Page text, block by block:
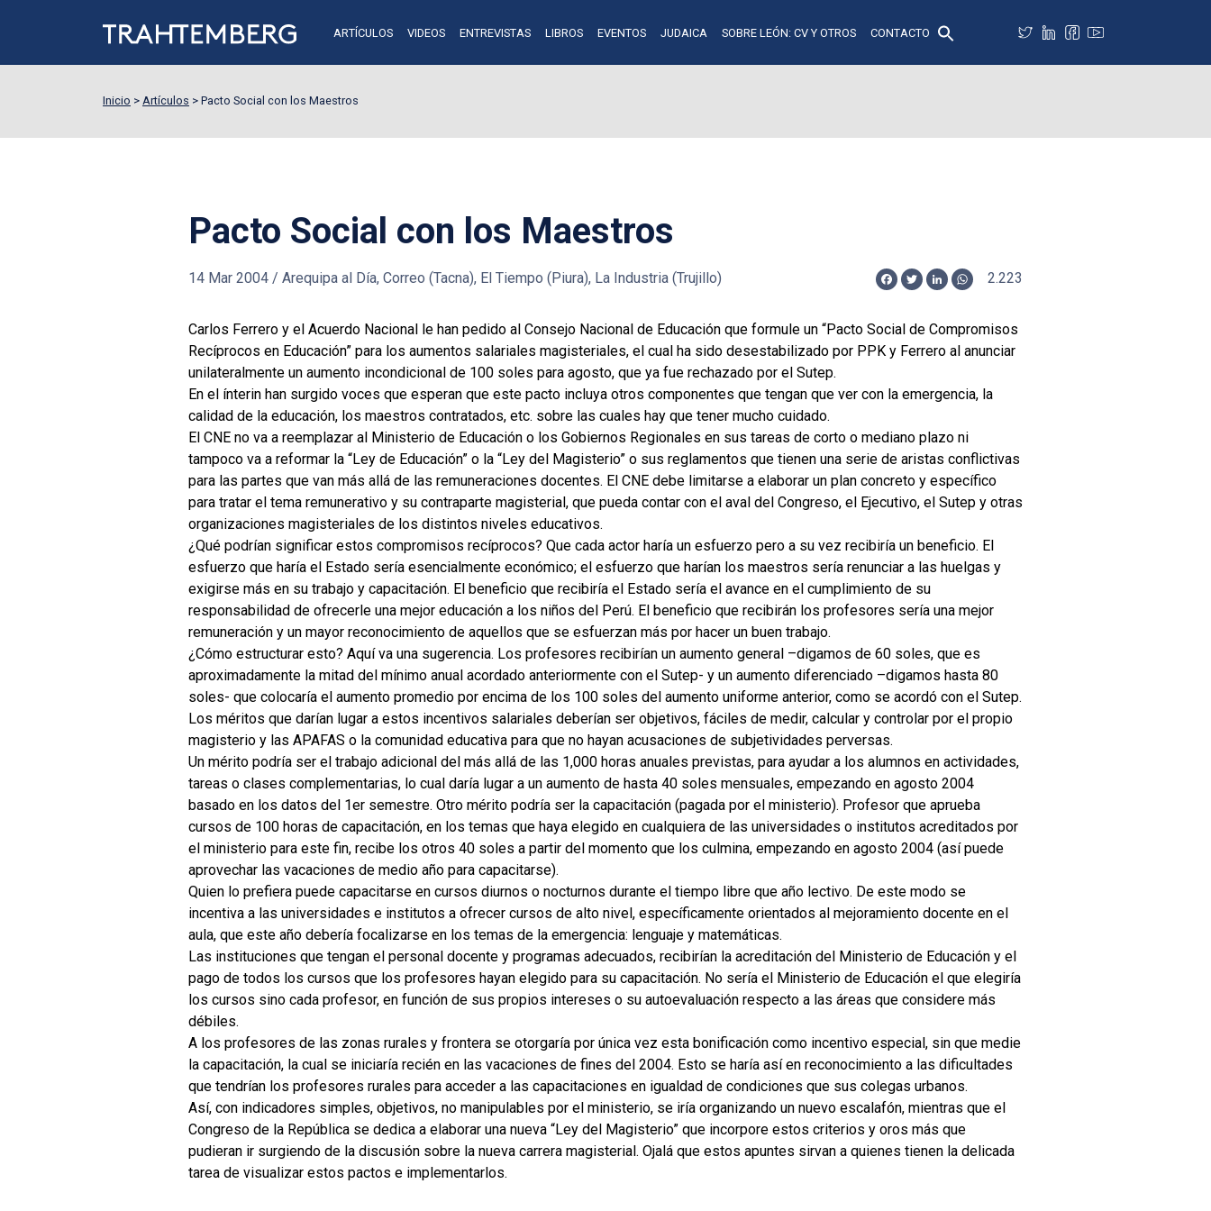
ARTÍCULOS VIDEOS ENTREVISTAS LIBROS EVENTOS JUDAICA SOBRE LEÓN: CV Y OTROS CONTACTO
Inicio > Artículos > Pacto Social con los Maestros
Pacto Social con los Maestros
14 Mar 2004 / Arequipa al Día, Correo (Tacna), El Tiempo (Piura), La Industria (Trujillo)
Facebook
TwitterLinkedInWhatsApp
2.223
Carlos Ferrero y el Acuerdo Nacional le han pedido al Consejo Nacional de Educación que formule un “Pacto Social de Compromisos
Recíprocos en Educación” para los aumentos salariales magisteriales, el cual ha sido desestabilizado por PPK y Ferrero al anunciar
unilateralmente un aumento incondicional de 100 soles para agosto, que ya fue rechazado por el Sutep.
En el ínterin han surgido voces que esperan que este pacto incluya otros componentes que tengan que ver con la emergencia, la
calidad de la educación, los maestros contratados, etc. sobre las cuales hay que tener mucho cuidado.
El CNE no va a reemplazar al Ministerio de Educación o los Gobiernos Regionales en sus tareas de corto o mediano plazo ni
tampoco va a reformar la “Ley de Educación” o la “Ley del Magisterio” o sus reglamentos que tienen una serie de aristas conflictivas
para las partes que van más allá de las remuneraciones docentes. El CNE debe limitarse a elaborar un plan concreto y específico
para tratar el tema remunerativo y su contraparte magisterial, que pueda contar con el aval del Congreso, el Ejecutivo, el Sutep y otras
organizaciones magisteriales de los distintos niveles educativos.
¿Qué podrían significar estos compromisos recíprocos? Que cada actor haría un esfuerzo pero a su vez recibiría un beneficio. El
esfuerzo que haría el Estado sería esencialmente económico; el esfuerzo que harían los maestros sería renunciar a las huelgas y
exigirse más en su trabajo y capacitación. El beneficio que recibiría el Estado sería el avance en el cumplimiento de su
responsabilidad de ofrecerle una mejor educación a los niños del Perú. El beneficio que recibirán los profesores sería una mejor
remuneración y un mayor reconocimiento de aquellos que se esfuerzan más por hacer un buen trabajo.
¿Cómo estructurar esto? Aquí va una sugerencia. Los profesores recibirían un aumento general –digamos de 60 soles, que es
aproximadamente la mitad del mínimo anual acordado anteriormente con el Sutep- y un aumento diferenciado –digamos hasta 80
soles- que colocaría el aumento promedio por encima de los 100 soles del aumento uniforme anterior, como se acordó con el Sutep.
Los méritos que darían lugar a estos incentivos salariales deberían ser objetivos, fáciles de medir, calcular y controlar por el propio
magisterio y las APAFAS o la comunidad educativa para que no hayan acusaciones de subjetividades perversas.
Un mérito podría ser el trabajo adicional del más allá de las 1,000 horas anuales previstas, para ayudar a los alumnos en actividades,
tareas o clases complementarias, lo cual daría lugar a un aumento de hasta 40 soles mensuales, empezando en agosto 2004
basado en los datos del 1er semestre. Otro mérito podría ser la capacitación (pagada por el ministerio). Profesor que aprueba
cursos de 100 horas de capacitación, en los temas que haya elegido en cualquiera de las universidades o institutos acreditados por
el ministerio para este fin, recibe los otros 40 soles a partir del momento que los culmina, empezando en agosto 2004 (así puede
aprovechar las vacaciones de medio año para capacitarse).
Quien lo prefiera puede capacitarse en cursos diurnos o nocturnos durante el tiempo libre que año lectivo. De este modo se
incentiva a las universidades e institutos a ofrecer cursos de alto nivel, específicamente orientados al mejoramiento docente en el
aula, que este año debería focalizarse en los temas de la emergencia: lenguaje y matemáticas.
Las instituciones que tengan el personal docente y programas adecuados, recibirían la acreditación del Ministerio de Educación y el
pago de todos los cursos que los profesores hayan elegido para su capacitación. No sería el Ministerio de Educación el que elegiría
los cursos sino cada profesor, en función de sus propios intereses o su autoevaluación respecto a las áreas que considere más
débiles.
A los profesores de las zonas rurales y frontera se otorgaría por única vez esta bonificación como incentivo especial, sin que medie
la capacitación, la cual se iniciaría recién en las vacaciones de fines del 2004. Esto se haría así en reconocimiento a las dificultades
que tendrían los profesores rurales para acceder a las capacitaciones en igualdad de condiciones que sus colegas urbanos.
Así, con indicadores simples, objetivos, no manipulables por el ministerio, se iría organizando un nuevo escalafón, mientras que el
Congreso de la República se dedica a elaborar una nueva “Ley del Magisterio” que incorpore estos criterios y oros más que
pudieran ir surgiendo de la discusión sobre la nueva carrera magisterial. Ojalá que estos apuntes sirvan a quienes tienen la delicada
tarea de visualizar estos pactos e implementarlos.